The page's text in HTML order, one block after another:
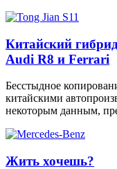
Китайский
Audi R8 и Ferrari
Бесстыдное
китайскими
некоторым данным,
Жить хочешь?